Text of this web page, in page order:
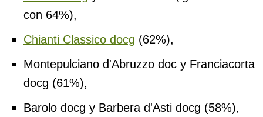
con 64%),
Chianti Classico docg (62%),
Montepulciano d'Abruzzo doc y Franciacorta
docg (61%),
Barolo docg y Barbera d'Asti docg (58%),